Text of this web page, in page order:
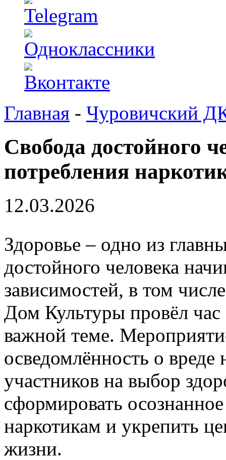
Главная - Чуровичский
Свобода достойного
потребления
12.03.2026
Здоровье – одно из
достойного человека
зависимостей, в том
Дом Культуры провёл
важной теме.
осведомлённость о вреде
участников на выбор
сформировать
наркотикам и укрепить
жизни.